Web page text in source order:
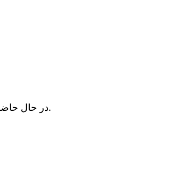
در حال حاضر سبد خرید شما خالی می‌باشد.